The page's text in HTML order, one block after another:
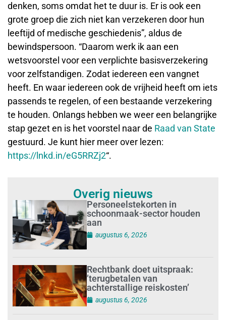
denken, soms omdat het te duur is. Er is ook een
grote groep die zich niet kan verzekeren door hun
leeftijd of medische geschiedenis”, aldus de
bewindspersoon. “Daarom werk ik aan een
wetsvoorstel voor een verplichte basisverzekering
voor zelfstandigen. Zodat iedereen een vangnet
heeft. En waar iedereen ook de vrijheid heeft om iets
passends te regelen, of een bestaande verzekering
te houden. Onlangs hebben we weer een belangrijke
stap gezet en is het voorstel naar de Raad van State
gestuurd. Je kunt hier meer over lezen:
https://lnkd.in/eG5RRZj2“.
Overig nieuws
Personeelstekorten in
schoonmaak-sector houden
aan
augustus 6, 2026
Rechtbank doet uitspraak:
’terugbetalen van
achterstallige reiskosten’
augustus 6, 2026